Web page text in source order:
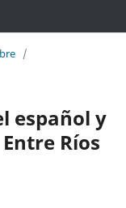
/
español y
Ríos